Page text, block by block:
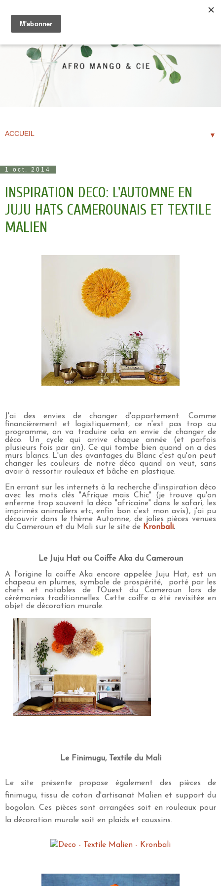
▼
1 oct. 2014
INSPIRATION DECO: L'AUTOMNE EN
JUJU HATS CAMEROUNAIS ET TEXTILE
MALIEN
J'ai des envies de changer d'appartement. Comme
financièrement et logistiquement, ce n'est pas trop au
programme, on va traduire cela en envie de changer de
déco. Un cycle qui arrive chaque année (et parfois
plusieurs fois par an). Ce qui tombe bien quand on a des
murs blancs. L'un des avantages du Blanc c'est qu'on peut
changer les couleurs de notre déco quand on veut, sans
avoir à ressortir rouleaux et bâche en plastique.
En errant sur les internets à la recherche d'inspiration déco
avec les mots clés "Afrique mais Chic" (je trouve qu'on
enferme trop souvent la déco "africaine" dans le safari, les
imprimés animaliers etc, enfin bon c'est mon avis), j'ai pu
découvrir dans le thème Automne, de jolies pièces venues
du Cameroun et du Mali sur le site de Kronbali.
Le Juju Hat ou Coiffe Aka du Cameroun
A l'origine la coiffe Aka encore appelée Juju Hat, est un
chapeau en plumes, symbole de prospérité, porté par les
chefs et notables de l'Ouest du Cameroun lors de
cérémonies traditionnelles. Cette coiffe a été revisitée en
objet de décoration murale.
Le Finimugu, Textile du Mali
Le site présente propose également des pièces de
finimugu, tissu de coton d'artisanat Malien et support du
bogolan. Ces pièces sont arrangées soit en rouleaux pour
la décoration murale soit en plaids et coussins.